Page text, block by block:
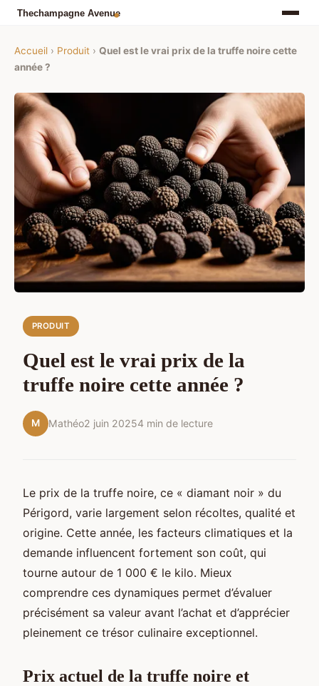
Accueil › Produit › Quel est le vrai prix de la truffe noire cette
année ?
PRODUIT
Quel est le vrai prix de la
truffe noire cette année ?
M Mathéo2 juin 20254 min de lecture
Le prix de la truffe noire, ce « diamant noir » du
Périgord, varie largement selon récoltes, qualité et
origine. Cette année, les facteurs climatiques et la
demande influencent fortement son coût, qui
tourne autour de 1 000 € le kilo. Mieux
comprendre ces dynamiques permet d’évaluer
précisément sa valeur avant l’achat et d’apprécier
pleinement ce trésor culinaire exceptionnel.
Prix actuel de la truffe noire et